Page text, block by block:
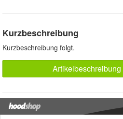
Kurzbeschreibung
Kurzbeschreibung folgt.